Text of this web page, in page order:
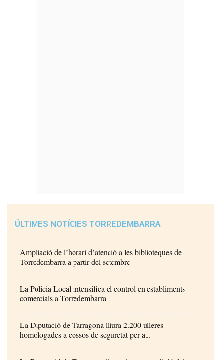
ÚLTIMES NOTÍCIES TORREDEMBARRA
Ampliació de l’horari d’atenció a les biblioteques de
Torredembarra a partir del setembre
La Policia Local intensifica el control en establiments
comercials a Torredembarra
La Diputació de Tarragona lliura 2.200 ulleres
homologades a cossos de seguretat per a...